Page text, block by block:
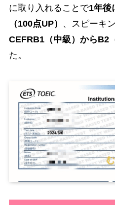
に取り入れることで1年後
（100点UP）
、スピーキ
CEFRB1（中級）からB2
た。